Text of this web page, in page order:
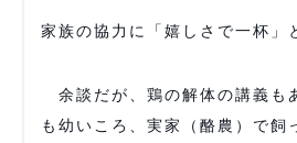
家族の協力に「嬉しさで一杯」
余談だが、鶏の解体の講義も
も幼いころ、実家（酪農）で飼